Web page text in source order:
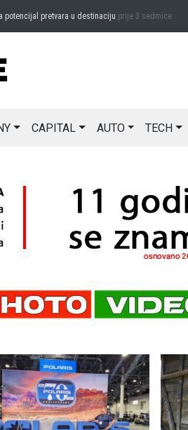
pretvara u destinacijuprije 3 sedmice
CAPITAL AUTO TECH